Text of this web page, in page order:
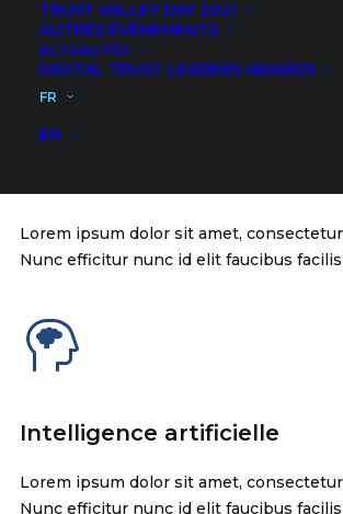
TRUST VALLEY DAY 2021
AUTRES ÉVÉNEMENTS
ACTUALITÉS
DIGITAL TRUST LEADERS AWARDS
FR
EN
Nunc efficitur nunc id elit faucibus
Lorem ipsum dolor sit amet,
Nunc efficitur nunc id elit faucibus
Intelligence artificielle
Lorem ipsum dolor sit amet,
Nunc efficitur nunc id elit faucibus